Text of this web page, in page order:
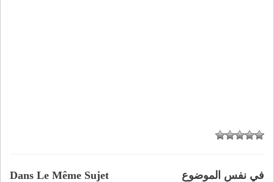
Dans Le Même Sujet في نفس الموضوع